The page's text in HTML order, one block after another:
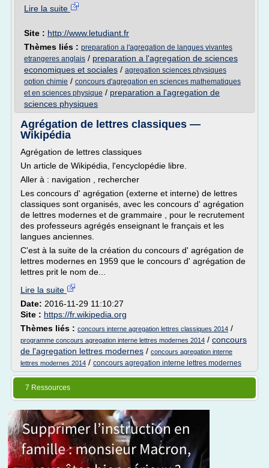
Lire la suite
Site : http://www.letudiant.fr
Thèmes liés : preparation a l'agregation de langues vivantes
etrangeres anglais / preparation a l'agregation de sciences
economiques et sociales / agregation sciences physiques
option chimie / concours d'agregation en sciences mathematiques
et en sciences physique / preparation a l'agregation de
sciences physiques
Agrégation de lettres classiques —
Wikipédia
Agrégation de lettres classiques
Un article de Wikipédia, l'encyclopédie libre.
Aller à : navigation , rechercher
Les concours d' agrégation (externe et interne) de lettres
classiques sont organisés, avec les concours d' agrégation
de lettres modernes et de grammaire , pour le recrutement
des professeurs agrégés enseignant le français et les
langues anciennes.
C'est à la suite de la création du concours d' agrégation de
lettres modernes en 1959 que le concours d' agrégation de
lettres prit le nom de...
Lire la suite
Date: 2016-11-29 11:10:27
Site : https://fr.wikipedia.org
Thèmes liés : concours interne agregation lettres classiques 2014 /
programme concours agregation interne lettres modernes 2014 / concours
de l'agregation lettres modernes / concours agregation interne
lettres modernes 2014 / concours agregation interne lettres modernes
7 Ressources